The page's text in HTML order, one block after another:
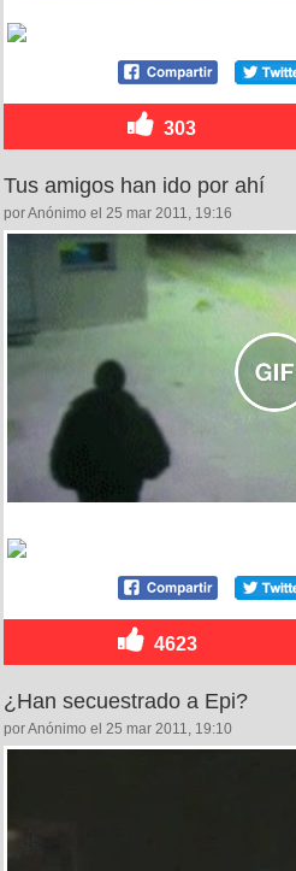
303
Tus amigos han ido por ahí
por Anónimo el 25 mar 2011, 19:16
4623
¿Han secuestrado a Epi?
por Anónimo el 25 mar 2011, 19:10